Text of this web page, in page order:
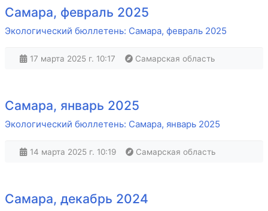
Самара, февраль 2025
Экологический бюллетень: Самара, февраль 2025
17 марта 2025 г. 10:17 Самарская область
Самара, январь 2025
Экологический бюллетень: Самара, январь 2025
14 марта 2025 г. 10:19 Самарская область
Самара, декабрь 2024